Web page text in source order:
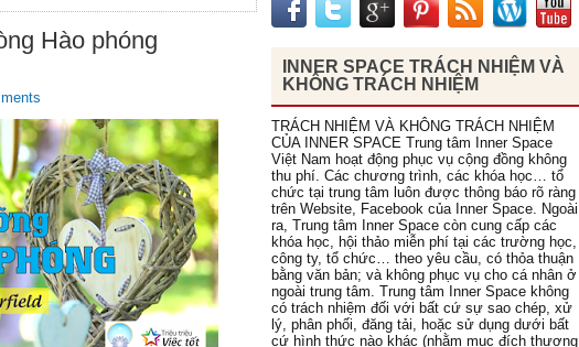
Hào phóng
INNER SPACE TRÁCH NHIỆM VÀ
KHÔNG TRÁCH NHIỆM
TRÁCH NHIỆM VÀ KHÔNG TRÁCH NHIỆM
CỦA INNER SPACE Trung tâm Inner Space
Việt Nam hoạt động phục vụ cộng đồng không
thu phí. Các chương trình, các khóa học… tổ
chức tại trung tâm luôn được thông báo rõ ràng
trên Website, Facebook của Inner Space. Ngoài
ra, Trung tâm Inner Space còn cung cấp các
khóa học, hội thảo miễn phí tại các trường học,
công ty, tổ chức… theo yêu cầu, có thỏa thuận
bằng văn bản; và không phục vụ cho cá nhân ở
ngoài trung tâm. Trung tâm Inner Space không
có trách nhiệm đối với bất cứ sự sao chép, xử
lý, phân phối, đăng tải, hoặc sử dụng dưới bất
cứ hình thức nào khác (nhằm mục đích thương